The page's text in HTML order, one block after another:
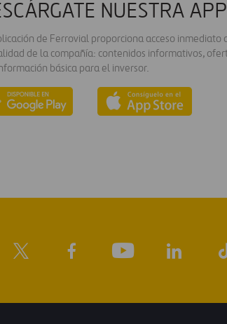
NUESTRA APP
de Ferrovial proporciona acceso inmediato
de la compañía: contenidos informativos,
básica para el inversor.